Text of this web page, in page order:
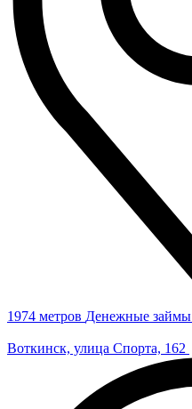
1974 метров Денежные займы
Воткинск, улица Спорта, 162